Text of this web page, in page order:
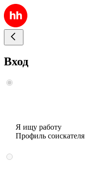
Вход
Я ищу работу
Профиль соискателя